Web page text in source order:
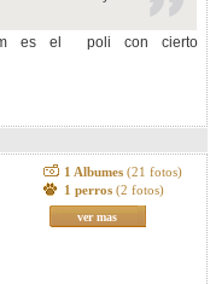
es el poli con cierto
1 Albumes (21 fotos)
1 perros (2 fotos)
ver mas